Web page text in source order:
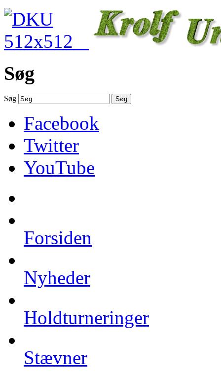
Søg
Søg Søg
Facebook
Twitter
YouTube
Forsiden
Nyheder
Holdturneringer
Stævner